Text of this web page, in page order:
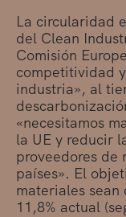
La circularidad
del Clean
Comisión
competitividad
industria», al
«necesitamos
la UE y reducir
proveedores de
países». El
materiales sean
11,8% actual